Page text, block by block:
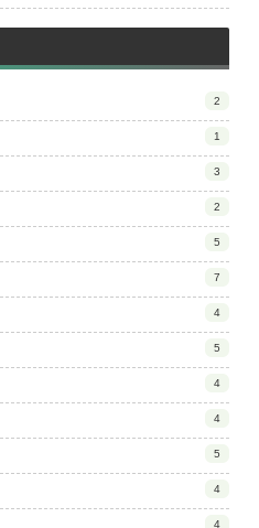
2
1
3
2
5
7
4
5
4
4
5
4
4